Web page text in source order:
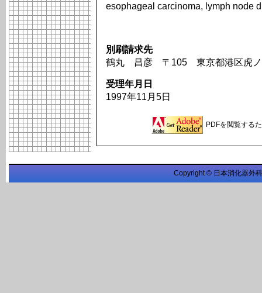
esophageal carcinoma, lymph node
別刷請求先
鶴丸 昌彦 〒105 東京都港区虎ノ
受理年月日
1997年11月5日
PDFを閲覧する
Copyright © 日本消化器外